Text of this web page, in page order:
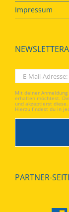
Impressum
Mit deiner
erhalten möchtest. Die
und akzeptierst
Hierzu findest du in
PARTNER-